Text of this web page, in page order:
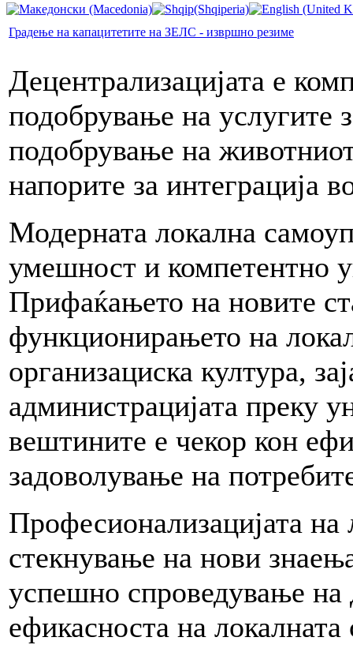
Градење на капацитетите на ЗЕЛС - извршно резиме
Децентрализацијата е
подобрување на услугите
подобрување на
напорите за интеграција
Модерната локална
умешност и компетентно
Прифаќањето на новите
функционирањето на
организациска култура,
администрацијата преку
вештините е чекор кон
задоволување на
Професионализацијата на
стекнување на нови
успешно спроведување на
ефикасноста на локалната